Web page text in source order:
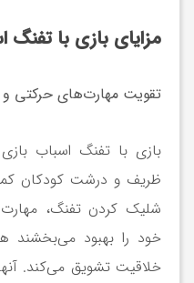
مزایای بازی با تفنگ
تقویت مهارت‌های حرکتی
بازی با تفنگ اسباب
ظریف و درشت کودکان
شلیک کردن تفنگ،
خود را بهبود می‌بخشند
خلاقیت تشویق می‌کند.